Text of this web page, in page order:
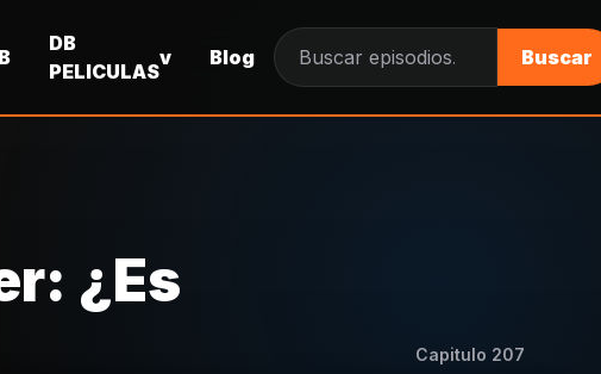
DB
PELICULAS
v Blog
Buscar episodios
Buscar
¿Es
Capitulo 207